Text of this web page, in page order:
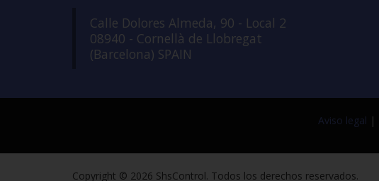
Calle Dolores Almeda, 90 - Local 2
08940 - Cornellà de Llobregat
(Barcelona) SPAIN
Aviso legal |
Copyright © 2026 ShsControl. Todos los derechos reservados.